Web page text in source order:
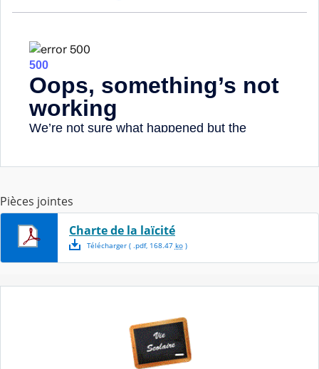
Pièces jointes
Charte de la laïcité
Télécharger( .pdf, 168.47 ko)